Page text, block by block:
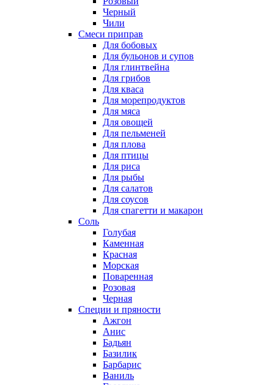
Черный
Чили
Смеси приправ
Для бобовых
Для бульонов и супов
Для глинтвейна
Для грибов
Для кваса
Для морепродуктов
Для мяса
Для овощей
Для пельменей
Для плова
Для птицы
Для риса
Для рыбы
Для салатов
Для соусов
Для спагетти и макарон
Соль
Голубая
Каменная
Красная
Морская
Поваренная
Розовая
Черная
Специи и пряности
Ажгон
Анис
Бадьян
Базилик
Барбарис
Ваниль